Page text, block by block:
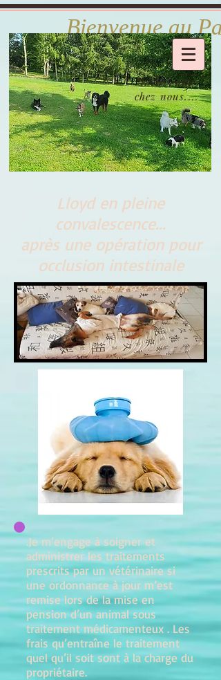
Bienvenue
Bienvenue
chez nous....
Lloyd en pleine
convalescence...
après une opération pour
occlusion intestinale
.Je m’engage à soigner et
administrer les traitements
prescrits par un vétérinaire si
une ordonnance à jour m’est
remise lors de la mise en
pension d’un animal sous
traitement médicamenteux . Les
frais qu’entraîne le traitement
quel qu’il soit sont à la charge du
propriétaire.